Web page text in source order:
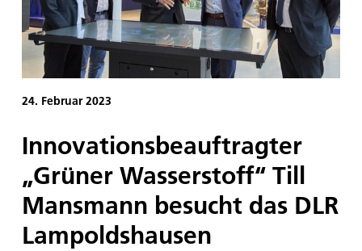
24. Februar 2023
Innovationsbeauftragter
„Grüner Wasserstoff“ Till
Mansmann besucht das DLR
Lampoldshausen